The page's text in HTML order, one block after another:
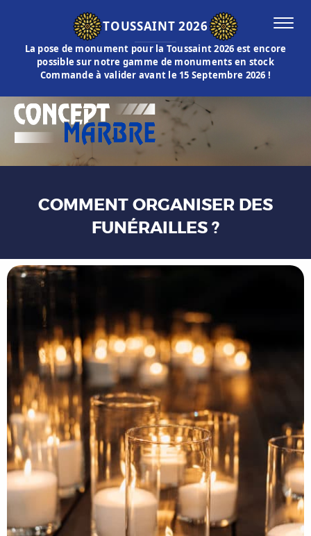
TOUSSAINT 2026
La pose de monument pour la Toussaint 2026 est encore
possible sur notre gamme de monuments en stock
Commande à valider avant le 15 Septembre 2026 !
COMMENT ORGANISER DES
FUNÉRAILLES ?